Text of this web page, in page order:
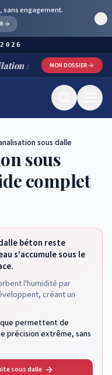
sans engagement.
par insufflation) :
MON DOSSIER
sous dalle
sous
complet
béton reste
s'accumule sous le
l'humidité par
créant un
permettent de
précision extrême, sans
sous dalle